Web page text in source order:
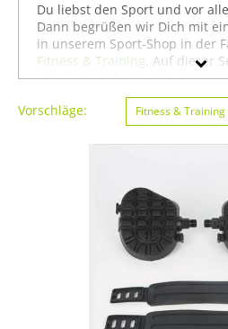
Farbe
Du liebst den Sport und vor
Dann begrüßen wir Dich mit
in unserem Sport-Shop in der
Fitness & Training . Auf dieser
unserem umfangreichen
der Marke EIRONA. Mit Hilfe
Seitenrand kannst Du Dir auch
anderen Marken anzeigen
Du Dich auch auf unserer
umsehen. Mit diesen
Erfolg beim Suchen und vor
und Erfolg beim Fitness &
Vorschläge: Fitness & Training